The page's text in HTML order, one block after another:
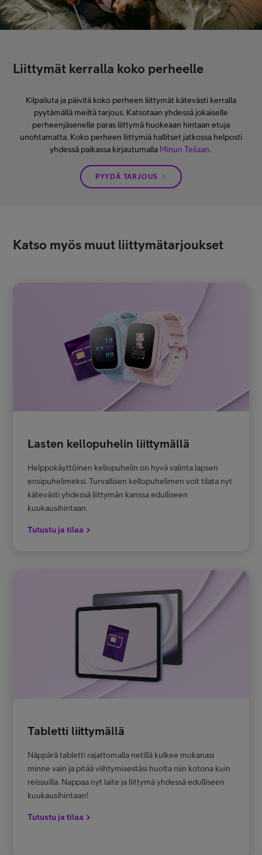
Liittymät kerralla koko perheelle
Kilpailuta ja päivitä koko perheen liittymät kätevästi kerralla
pyytämällä meiltä tarjous. Katsotaan yhdessä jokaiselle
perheenjäsenelle paras liittymä huokeaan hintaan etuja
unohtamatta. Koko perheen liittymiä hallitset jatkossa helposti
yhdessä paikassa kirjautumalla Minun Teliaan.
PYYDÄ TARJOUS
Katso myös muut liittymätarjoukset
Lasten kellopuhelin liittymällä
Helppokäyttöinen kellopuhelin on hyvä valinta lapsen
ensipuhelimeksi. Turvallisen kellopuhelimen voit tilata nyt
kätevästi yhdessä liittymän kanssa edulliseen
kuukausihintaan.
Tutustu ja tilaa
Tabletti liittymällä
Näppärä tabletti rajattomalla netillä kulkee mukanasi
minne vain ja pitää viihtymisestäsi huolta niin kotona kuin
reissuilla. Nappaa nyt laite ja liittymä yhdessä edulliseen
kuukausihintaan!
Tutustu ja tilaa